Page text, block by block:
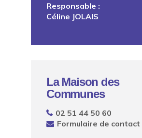
Responsable :
Céline JOLAIS
La Maison des
Communes
02 51 44 50 60
Formulaire de contact